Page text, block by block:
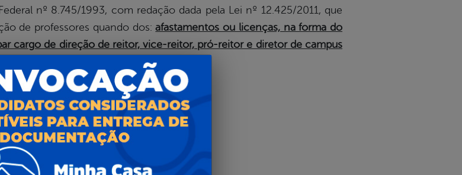
nº 8.745/1993, com redação dada pela Lei nº 12.425/2011, que
de professores quando dos:afastamentos ou licenças, na forma do
cargo de direção de reitor, vice-reitor, pró-reitor e diretor de campus
excepcional interesse público:
;
visitante;